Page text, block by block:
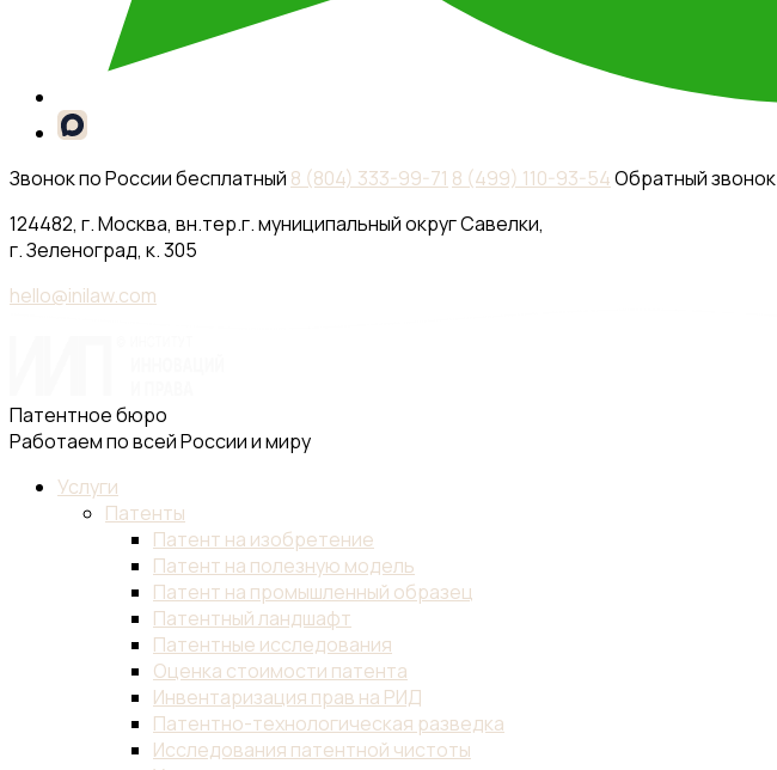
Звонок по России бесплатный 8 (804) 333-99-71 8 (499) 110-93-54Обратный звонок
124482, г. Москва, вн.тер.г. муниципальный округ Савелки,
г. Зеленоград, к. 305
hello@inilaw.com
Патентное бюро
Работаем по всей России и миру
Услуги
Патенты
Патент на изобретение
Патент на полезную модель
Патент на промышленный образец
Патентный ландшафт
Патентные исследования
Оценка стоимости патента
Инвентаризация прав на РИД
Патентно-технологическая разведка
Исследования патентной чистоты